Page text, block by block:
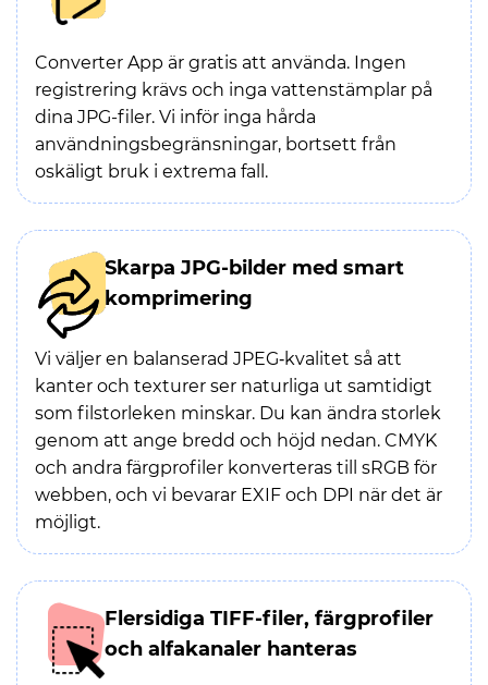
Converter App är gratis att använda. Ingen
registrering krävs och inga vattenstämplar på
dina JPG-filer. Vi inför inga hårda
användningsbegränsningar, bortsett från
oskäligt bruk i extrema fall.
Skarpa JPG-bilder med smart
komprimering
Vi väljer en balanserad JPEG‑kvalitet så att
kanter och texturer ser naturliga ut samtidigt
som filstorleken minskar. Du kan ändra storlek
genom att ange bredd och höjd nedan. CMYK
och andra färgprofiler konverteras till sRGB för
webben, och vi bevarar EXIF och DPI när det är
möjligt.
Flersidiga TIFF-filer, färgprofiler
och alfakanaler hanteras